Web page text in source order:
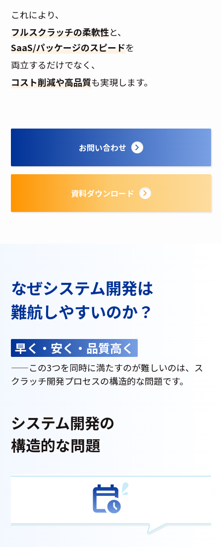
これにより、
フルスクラッチの柔軟性と、
SaaS/パッケージのスピードを
両立するだけでなく、
コスト削減や高品質も実現します。
お問い合わせ
資料ダウンロード
なぜシステム開発は
難航しやすいのか？
早く・安く・品質高く
——この3つを同時に満たすのが難しいのは、ス
クラッチ開発プロセスの構造的な問題です。
システム開発の
構造的な問題